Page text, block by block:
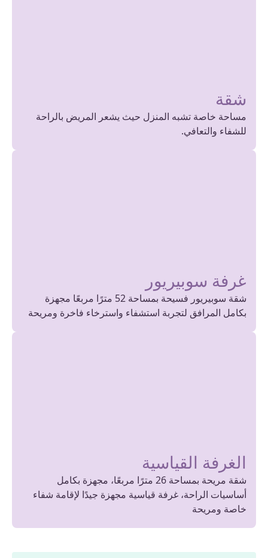
شقة
مساحة خاصة تشبه المنزل حيث يشعر المريض بالراحة
للشفاء والتعافي.
غرفة سوبيريور
شقة سوبيريور فسيحة بمساحة 52 مترًا مربعًا مجهزة
بكامل المرافق لتجربة استشفاء واسترخاء فاخرة ومريحة
الغرفة القياسية
شقة مريحة بمساحة 26 مترًا مربعًا، مجهزة بكامل
أساسيات الراحة، غرفة قياسية مجهزة جيدًا لإقامة شفاء
خاصة ومريحة